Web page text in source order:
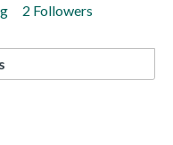
2 Followers